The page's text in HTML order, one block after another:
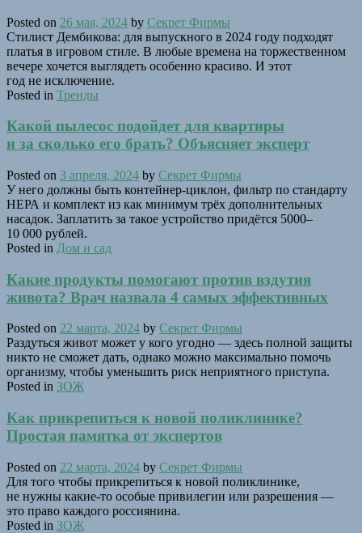
Posted on 26 мая, 2024 by Секрет Фирмы
Стилист Дембикова: для выпускного в 2024 году подходят
платья в игровом стиле. В любые времена на торжественном
вечере хочется выглядеть особенно красиво. И этот
год не исключение.
Posted in Тренды
Какой пылесос подойдет для квартиры
и за сколько его брать? Объясняет эксперт
Posted on 3 апреля, 2024 by Секрет Фирмы
У него должны быть контейнер-циклон, фильтр по стандарту
НЕРА и комплект из как минимум трёх дополнительных
насадок. Заплатить за такое устройство придётся 5000–
10 000 рублей.
Posted in Дом и сад
Какие продукты помогают против вздутия
живота? Врач назвала 4 самых эффективных
Posted on 22 марта, 2024 by Секрет Фирмы
Раздуться живот может у кого угодно — здесь полной защиты
никто не сможет дать, однако можно максимально помочь
организму, чтобы уменьшить риск неприятного приступа.
Posted in ЗОЖ
Как прикрепиться к новой поликлинике?
Простая памятка от экспертов
Posted on 22 марта, 2024 by Секрет Фирмы
Для того чтобы прикрепиться к новой поликлинике,
не нужны какие-то особые привилегии или разрешения —
это право каждого россиянина.
Posted in ЗОЖ